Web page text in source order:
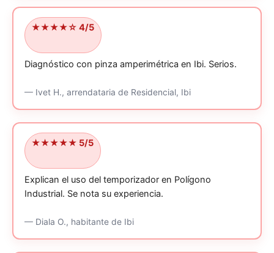
★★★★☆ 4/5
Diagnóstico con pinza amperimétrica en Ibi. Serios.
—Ivet H., arrendataria de Residencial, Ibi
★★★★★ 5/5
Explican el uso del temporizador en Polígono
Industrial. Se nota su experiencia.
—Diala O., habitantede Ibi